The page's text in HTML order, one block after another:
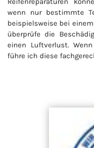
wenn nur bestimmte
beispielsweise bei
überprüfe die
einen Luftverlust.
führe ich diese